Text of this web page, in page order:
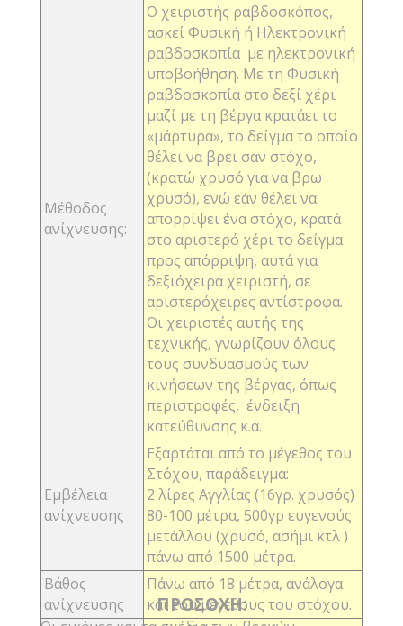
Μέθοδος
ανίχνευσης:
Ο χειριστής ραβδοσκόπος,
ασκεί Φυσική ή Ηλεκτρονική
ραβδοσκοπία με ηλεκτρονική
υποβοήθηση. Με τη Φυσική
ραβδοσκοπία στο δεξί χέρι
μαζί με τη βέργα κρατάει το
«μάρτυρα», το δείγμα το οποίο
θέλει να βρει σαν στόχο,
(κρατώ χρυσό για να βρω
χρυσό), ενώ εάν θέλει να
απορρίψει ένα στόχο, κρατά
στο αριστερό χέρι το δείγμα
προς απόρριψη, αυτά για
δεξιόχειρα χειριστή, σε
αριστερόχειρες αντίστροφα.
Οι χειριστές αυτής της
τεχνικής, γνωρίζουν όλους
τους συνδυασμούς των
κινήσεων της βέργας, όπως
περιστροφές, ένδειξη
κατεύθυνσης κ.α.
Εμβέλεια
ανίχνευσης
Εξαρτάται από το μέγεθος του
Στόχου, παράδειγμα:
2 λίρες Αγγλίας (16γρ. χρυσός)
80-100 μέτρα, 500γρ ευγενούς
μετάλλου (χρυσό, ασήμι κτλ )
πάνω από 1500 μέτρα.
Βάθος
ανίχνευσης
Πάνω από 18 μέτρα, ανάλογα
και του μεγέθους του στόχου.
ΠΡΟΣΟΧΗ: